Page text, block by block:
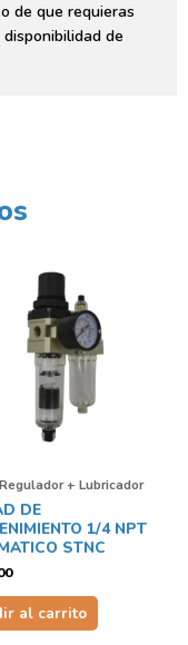
de que requieras
de
+ Lubricador
DE
1/4 NPT
STNC
al carrito